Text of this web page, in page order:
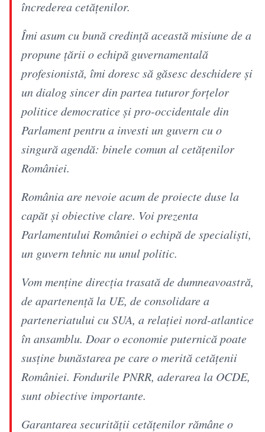
încrederea cetățenilor.
Îmi asum cu bună credință această misiune de a
propune țării o echipă guvernamentală
profesionistă, îmi doresc să găsesc deschidere și
un dialog sincer din partea tuturor forțelor
politice democratice și pro-occidentale din
Parlament pentru a investi un guvern cu o
singură agendă: binele comun al cetățenilor
României.
România are nevoie acum de proiecte duse la
capăt și obiective clare. Voi prezenta
Parlamentului României o echipă de specialiști,
un guvern tehnic nu unul politic.
Vom menține direcția trasată de dumneavoastră,
de apartenență la UE, de consolidare a
parteneriatului cu SUA, a relației nord-atlantice
în ansamblu. Doar o economie puternică poate
susține bunăstarea pe care o merită cetățenii
României. Fondurile PNRR, aderarea la OCDE,
sunt obiective importante.
Garantarea securității cetățenilor rămâne o